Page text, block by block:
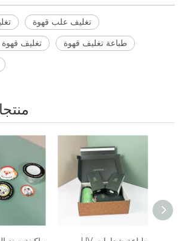
تغليف علب قهوة
تغليف قهوة طباعة تغليف قهوة